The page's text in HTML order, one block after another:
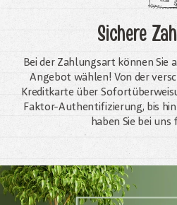
Sichere
Bei der Zahlungsart können Sie
Angebot wählen! Von der
Kreditkarte über
Faktor-Authentifizierung, bis
haben Sie bei uns